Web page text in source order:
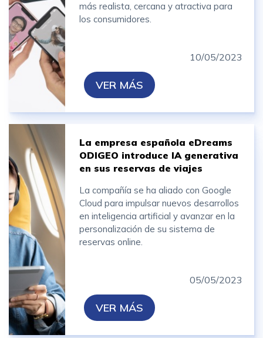
más realista, cercana y atractiva para
los consumidores.
10/05/2023
VER MÁS
La empresa española eDreams
ODIGEO introduce IA generativa
en sus reservas de viajes
La compañía se ha aliado con Google
Cloud para impulsar nuevos desarrollos
en inteligencia artificial y avanzar en la
personalización de su sistema de
reservas online.
05/05/2023
VER MÁS